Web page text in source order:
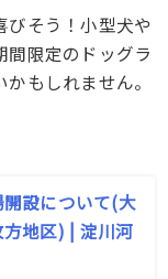
びそう！小型犬や
間限定のドッグラ
もしれません。
開設について(大
地区) | 淀川河